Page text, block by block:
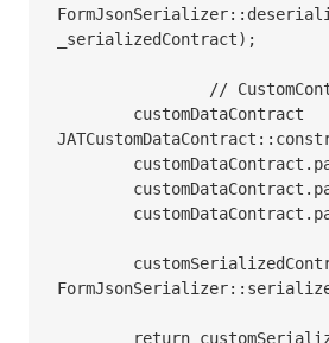
_serializedContract);